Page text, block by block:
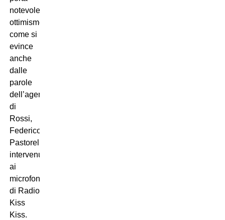
notevole
ottimismo,
come si
evince
anche
dalle
parole
dell’agente
di
Rossi,
Federico
Pastorello,
intervenuto
ai
microfoni
di Radio
Kiss
Kiss.